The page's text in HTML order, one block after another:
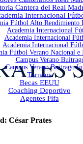
Cantera del Real
Internacional
Fútbol Alto Rendimiento
Academia Internacional
Academia Internacional
Academia Internacional
Fútbol Verano Nacional e
Campus Verano
Campus Verano Buitrago
Torneos
Becas EEUU
Coaching Deportivo
Agentes Fifa
César Prates